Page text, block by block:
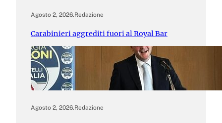
Agosto 2, 2026.Redazione
Carabinieri aggrediti fuori al Royal Bar
Agosto 2, 2026.Redazione